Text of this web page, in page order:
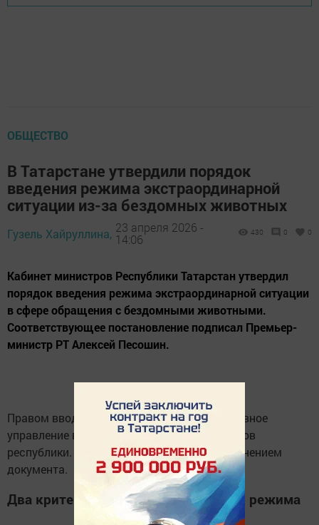
ОБЩЕСТВО
В Татарстане утвердили порядок
введения режима экстраординарной
ситуации из-за бездомных животных
Гузель Хайруллина, 23 апреля 2026 -
14:06
430 0 0
Кабинет министров Республики Татарстан утвердил
порядок введения режима экстраординарной ситуации
в сфере обращения с бездомными животными.
Соответствующее постановление подписал Премьер-
министр РТ Алексей Песошин.
Правом вводить такой режим наделено Главное
управление ветеринарии Кабинета министров
республики. Оно же будет следить за исполнением
документа.
Два критерия для введения особого режима